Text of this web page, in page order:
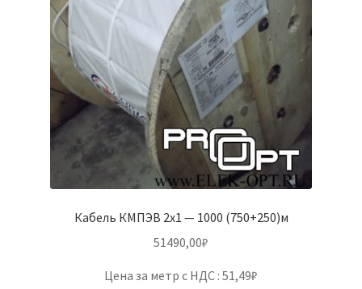
Кабель КМПЭВ 2х1 — 1000 (750+250)м
51490,00₽
Цена за метр с НДС : 51,49₽